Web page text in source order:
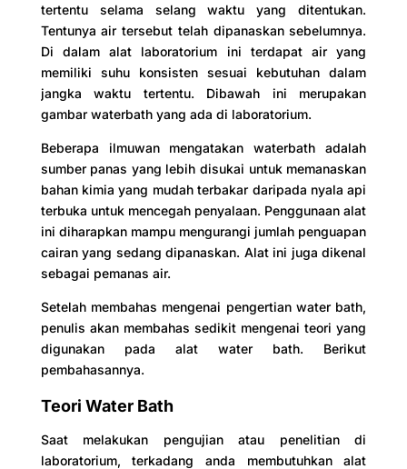
tertentu selama selang waktu yang ditentukan.
Tentunya air tersebut telah dipanaskan sebelumnya.
Di dalam alat laboratorium ini terdapat air yang
memiliki suhu konsisten sesuai kebutuhan dalam
jangka waktu tertentu. Dibawah ini merupakan
gambar waterbath yang ada di laboratorium.
Beberapa ilmuwan mengatakan waterbath adalah
sumber panas yang lebih disukai untuk memanaskan
bahan kimia yang mudah terbakar daripada nyala api
terbuka untuk mencegah penyalaan. Penggunaan alat
ini diharapkan mampu mengurangi jumlah penguapan
cairan yang sedang dipanaskan. Alat ini juga dikenal
sebagai pemanas air.
Setelah membahas mengenai pengertian water bath,
penulis akan membahas sedikit mengenai teori yang
digunakan pada alat water bath. Berikut
pembahasannya.
Teori Water Bath
Saat melakukan pengujian atau penelitian di
laboratorium, terkadang anda membutuhkan alat